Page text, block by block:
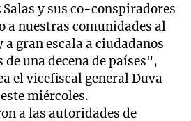
y sus co-conspiradores
a nuestras comunidades al
gran escala a ciudadanos
una decena de países",
el vicefiscal general Duva
miércoles.
a las autoridades de